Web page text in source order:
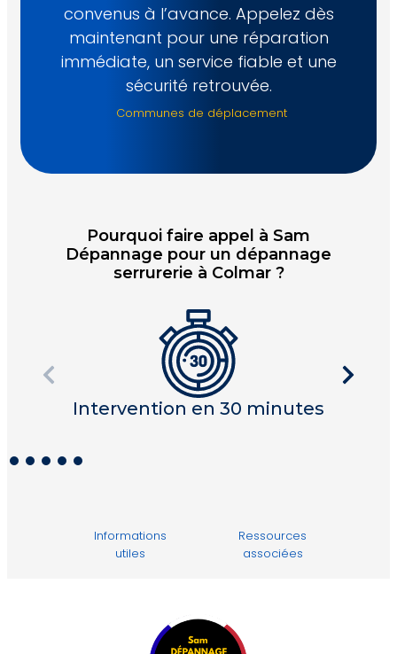
convenus à l’avance. Appelez dès
maintenant pour une réparation
immédiate, un service fiable et une
sécurité retrouvée.
Communes de déplacement
Pourquoi faire appel à Sam
Dépannage pour un dépannage
serrurerie à Colmar ?
Intervention en 30 minutes
Informations
utiles
Ressources
associées